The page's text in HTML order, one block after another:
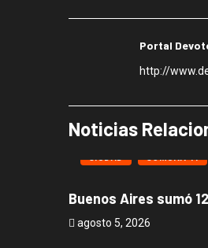
Portal
http://
Noticias
CIUDAD COMUNA 11
Buenos Aires sumó
agosto 5, 2026